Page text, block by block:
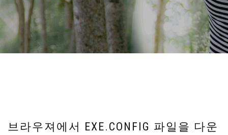
브라우져에서 EXE.CONFIG 파일을 다운